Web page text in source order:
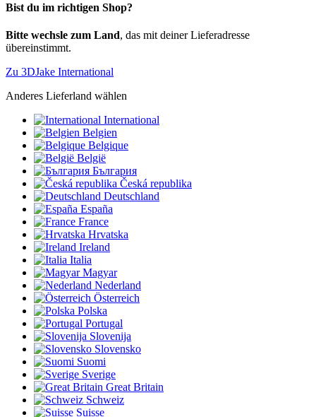
Bist du im richtigen Shop?
Bitte wechsle zum Land, das mit deiner Lieferadresse
übereinstimmt.
Zu 3DJake International
Anderes Lieferland wählen
International
Belgien
Belgique
België
България
Česká republika
Deutschland
España
France
Hrvatska
Ireland
Italia
Magyar
Nederland
Österreich
Polska
Portugal
Slovenija
Slovensko
Suomi
Sverige
Great Britain
Schweiz
Suisse